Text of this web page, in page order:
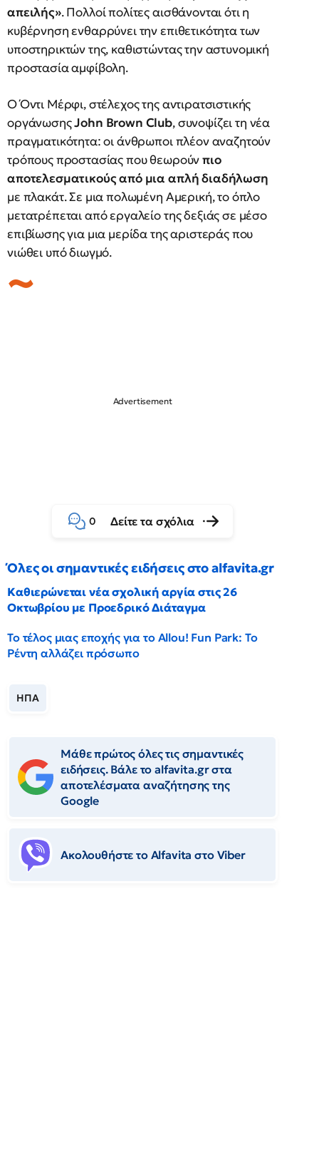
απειλής». Πολλοί πολίτες αισθάνονται ότι η
κυβέρνηση ενθαρρύνει την επιθετικότητα των
υποστηρικτών της, καθιστώντας την αστυνομική
προστασία αμφίβολη.
Ο Όντι Μέρφι, στέλεχος της αντιρατσιστικής
οργάνωσηςJohn Brown Club, συνοψίζει τη νέα
πραγματικότητα: οι άνθρωποι πλέον αναζητούν
τρόπους προστασίας που θεωρούνπιο
αποτελεσματικούς από μια απλή διαδήλωση
με πλακάτ. Σε μια πολωμένη Αμερική, το όπλο
μετατρέπεται από εργαλείο της δεξιάς σε μέσο
επιβίωσης για μια μερίδα της αριστεράς που
νιώθει υπό διωγμό.
0 Δείτε τα σχόλια
Όλες οι σημαντικές ειδήσεις στο alfavita.gr
Καθιερώνεται νέα σχολική αργία στις 26
Οκτωβρίου με Προεδρικό Διάταγμα
Το τέλος μιας εποχής για το Allou! Fun Park: Το
Ρέντη αλλάζει πρόσωπο
ΗΠΑ
Μάθε πρώτος όλες τις σημαντικές
ειδήσεις. Βάλε το alfavita.gr στα
αποτελέσματα αναζήτησης της
Google
Ακολουθήστε το Αlfavita στο Viber